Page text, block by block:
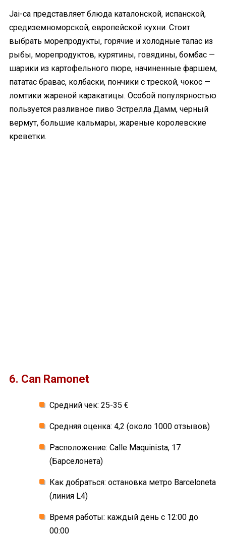
Jai-ca представляет блюда каталонской, испанской,
средиземноморской, европейской кухни. Стоит
выбрать морепродукты, горячие и холодные тапас из
рыбы, морепродуктов, курятины, говядины, бомбас —
шарики из картофельного пюре, начиненные фаршем,
пататас бравас, колбаски, пончики с треской, чокос —
ломтики жареной каракатицы. Особой популярностью
пользуется разливное пиво Эстрелла Дамм, черный
вермут, большие кальмары, жареные королевские
креветки.
6. Can Ramonet
Средний чек: 25-35 €
Средняя оценка: 4,2 (около 1000 отзывов)
Расположение: Calle Maquinista, 17
(Барселонета)
Как добраться: остановка метро Barceloneta
(линия L4)
Время работы: каждый день с 12:00 до
00:00